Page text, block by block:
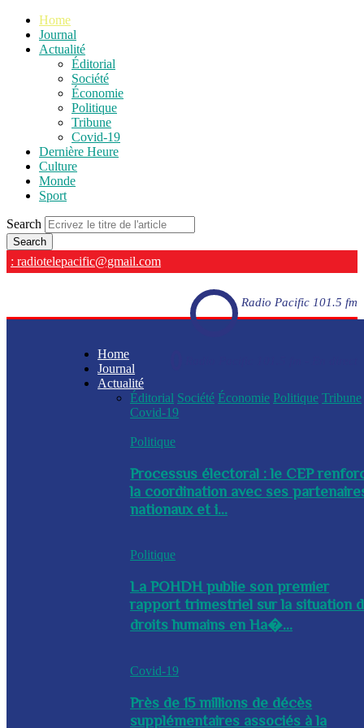
Home
Journal
Actualité
Éditorial
Société
Économie
Politique
Tribune
Covid-19
Dernière Heure
Culture
Monde
Sport
Search
: radiotelepacific@gmail.com
Radio Pacific 101.5 fm
Home
Journal
Actualité
Éditorial Société Économie Politique Tribune
Covid-19
Politique
Processus électoral : le CEP
la coordination avec ses
nationaux et i...
Politique
La POHDH publie son premier
rapport trimestriel sur la situation
droits humains en Ha�...
Covid-19
Près de 15 millions de décès
supplémentaires associés à la